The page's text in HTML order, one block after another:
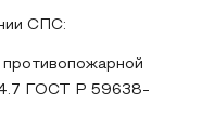
СПС:
ГОСТ Р 59638-